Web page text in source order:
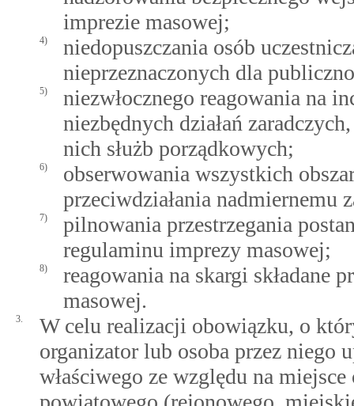
imprezie masowej;
4)
niedopuszczania osób
nieprzeznaczonych dla
5)
niezwłocznego reagowania na
niezbędnych działań
nich służb porządkowych;
6)
obserwowania wszystkich
przeciwdziałania nadmiernemu
7)
pilnowania przestrzegania
regulaminu imprezy masowej;
8)
reagowania na skargi składane
masowej.
3.
W celu realizacji obowiązku, o
organizator lub osoba przez niego
właściwego ze względu na